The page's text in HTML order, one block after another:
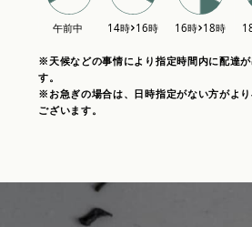
※天候などの事情により指定時間内に配達
す。
※お急ぎの場合は、日時指定がない方がよ
ございます。